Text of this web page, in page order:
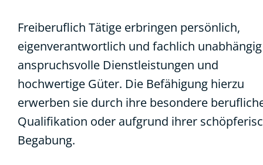
Freiberuflich Tätige erbringen persönlich,
eigenverantwortlich und fachlich unabhängig
anspruchsvolle Dienstleistungen und
hochwertige Güter. Die Befähigung hierzu
erwerben sie durch ihre besondere
Qualifikation oder aufgrund ihrer
Begabung.